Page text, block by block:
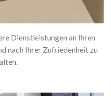
Dienstleistungen an Ihren
nach Ihrer Zufriedenheit zu